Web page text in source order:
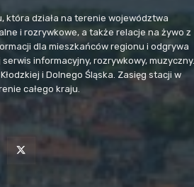
która działa na terenie województwa
i rozrywkowe, a także relacje na żywo z
dla mieszkańców regionu i odgrywa
informacyjny, rozrywkowy, muzyczny.
i Dolnego Śląska. Zasięg stacji w
całego kraju.